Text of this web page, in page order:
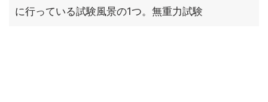
に行っている試験風景の1つ。無重力試験